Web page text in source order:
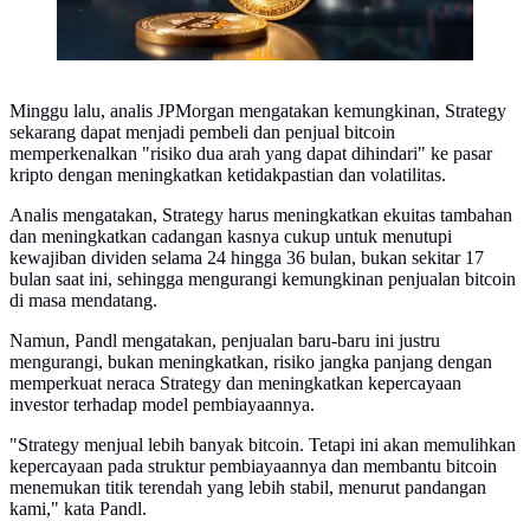
Minggu lalu, analis JPMorgan mengatakan kemungkinan, Strategy
sekarang dapat menjadi pembeli dan penjual bitcoin
memperkenalkan "risiko dua arah yang dapat dihindari" ke pasar
kripto dengan meningkatkan ketidakpastian dan volatilitas.
Analis mengatakan, Strategy harus meningkatkan ekuitas tambahan
dan meningkatkan cadangan kasnya cukup untuk menutupi
kewajiban dividen selama 24 hingga 36 bulan, bukan sekitar 17
bulan saat ini, sehingga mengurangi kemungkinan penjualan bitcoin
di masa mendatang.
Namun, Pandl mengatakan, penjualan baru-baru ini justru
mengurangi, bukan meningkatkan, risiko jangka panjang dengan
memperkuat neraca Strategy dan meningkatkan kepercayaan
investor terhadap model pembiayaannya.
"Strategy menjual lebih banyak bitcoin. Tetapi ini akan memulihkan
kepercayaan pada struktur pembiayaannya dan membantu bitcoin
menemukan titik terendah yang lebih stabil, menurut pandangan
kami," kata Pandl.